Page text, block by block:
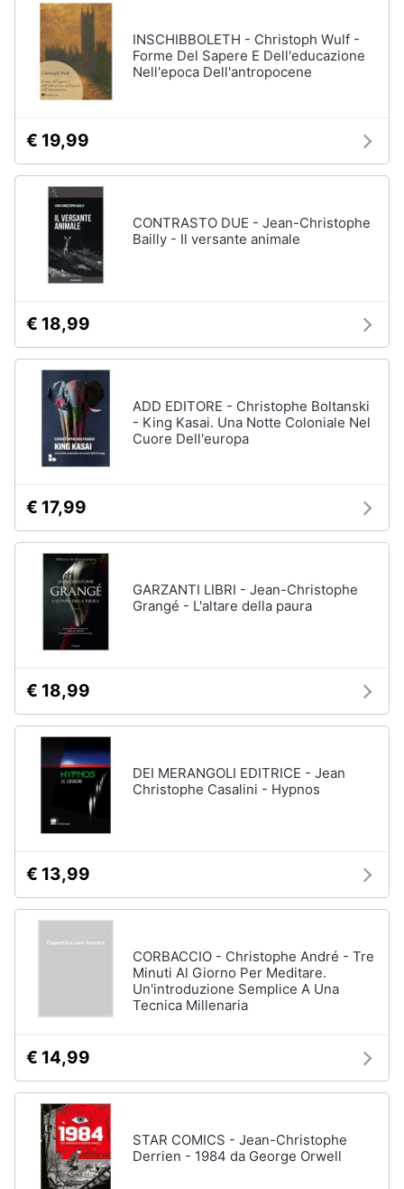
INSCHIBBOLETH - Christoph Wulf -
Forme Del Sapere E Dell'educazione
Nell'epoca Dell'antropocene
€ 19,99
CONTRASTO DUE - Jean-Christophe
Bailly - Il versante animale
€ 18,99
ADD EDITORE - Christophe Boltanski
- King Kasai. Una Notte Coloniale Nel
Cuore Dell'europa
€ 17,99
GARZANTI LIBRI - Jean-Christophe
Grangé - L'altare della paura
€ 18,99
DEI MERANGOLI EDITRICE - Jean
Christophe Casalini - Hypnos
€ 13,99
CORBACCIO - Christophe André - Tre
Minuti Al Giorno Per Meditare.
Un'introduzione Semplice A Una
Tecnica Millenaria
€ 14,99
STAR COMICS - Jean-Christophe
Derrien - 1984 da George Orwell